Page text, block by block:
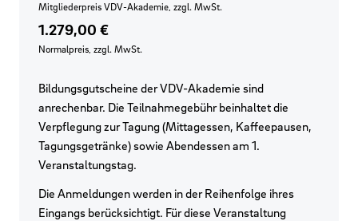
Mitgliederpreis VDV-Akademie, zzgl. MwSt.
1.279,00 €
Normalpreis, zzgl. MwSt.
Bildungsgutscheine der VDV-Akademie sind
anrechenbar. Die Teilnahmegebühr beinhaltet die
Verpflegung zur Tagung (Mittagessen, Kaffeepausen,
Tagungsgetränke) sowie Abendessen am 1.
Veranstaltungstag.
Die Anmeldungen werden in der Reihenfolge ihres
Eingangs berücksichtigt. Für diese Veranstaltung